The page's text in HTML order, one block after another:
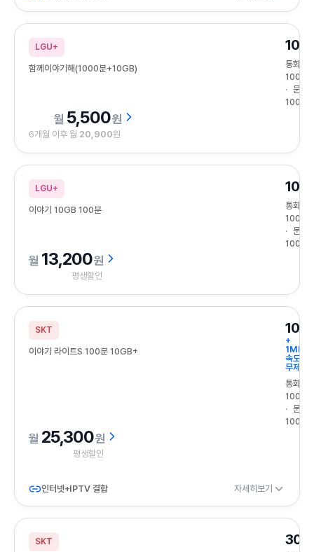
LGU+
함께이야기해(1000분+10GB)
통화
1000분
문자
100건
5,500원
6개월 이후 월 20,900원
LGU+
이야기 10GB 100분
통화
100분
문자
100건
13,200원
평생할인
SKT
이야기 라이트S 100분 10GB+
+
1Mbps
속도
무제한
통화
100분
문자
100건
25,300원
평생할인
인터넷+IPTV 결합 자세히보기
SKT